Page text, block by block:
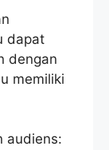
dapat
dengan
memiliki
audiens: